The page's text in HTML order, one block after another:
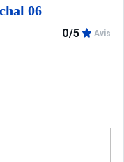
06
0/5 Avis